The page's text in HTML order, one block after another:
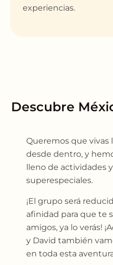
experiencias.
Descubre
Queremos que vivas
desde dentro, y
lleno de actividades
superespeciales.
¡El grupo será
afinidad para que te
amigos, ya lo verás!
y David también
en toda esta